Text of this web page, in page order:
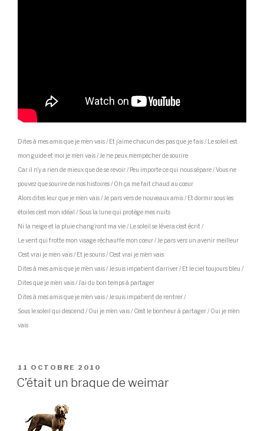
Dites à mes amis que je m’en vais / Et j’aime chacun des pas que je fais / Le soleil est
mon guide et moi je m’en vais / Je ne peux m’empêcher de sourire
Car il n’y a rien de mieux que de se revoir / Peu importe ce qui nous sépare / Vous ne
pouvez que sourire de nos histoires / Oh ça me fait chaud au cœur
Alors dites leur que je m’en vais / Je pars vers de nouveaux amis / Et dormir sous les
étoiles c’est mon idéal / Sous la lune qui protège mes nuits
Ni la neige et la pluie chang’ront ma vie / Le soleil se lèvera c’est écrit /
Le vent qui frotte mon visage réchauffe mon cœur / Je pars vers un avenir meilleur
C’est vrai je m’en vais / Et je souris / C’est vrai je m’en vais
Dites à mes amis que je m’en vais / Je suis impatient d’arriver / Et le ciel toujours bleu /
Dites que je m’en vais / J’ai du bon temps à partager
Dites à mes amis que je m’en vais / Je suis impatient de rentrer /
Sous le soleil qui descend / Oui je m’en vais / C’est le bonheur à partager / Oui je m’en
vais
PUBLIÉ
LE
11 OCTOBRE 2010
C’était un braque de weimar